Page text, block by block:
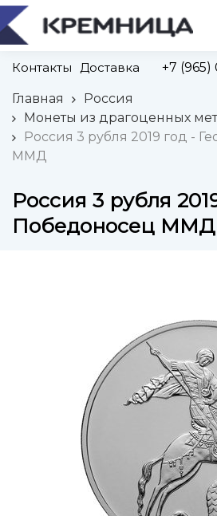
Контакты Доставка +7 (965)
Главная
Россия
Монеты из драгоценных
Россия 3 рубля 2019 год -
ММД
Россия 3 рубля
Победоносец ММД